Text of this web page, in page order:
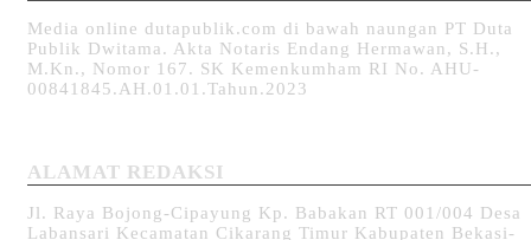
Media online dutapublik.com di bawah naungan PT Duta
Publik Dwitama. Akta Notaris Endang Hermawan, S.H.,
M.Kn., Nomor 167. SK Kemenkumham RI No. AHU-
00841845.AH.01.01.Tahun.2023
ALAMAT REDAKSI
Jl. Raya Bojong-Cipayung Kp. Babakan RT 001/004 Desa
Labansari Kecamatan Cikarang Timur Kabupaten Bekasi-